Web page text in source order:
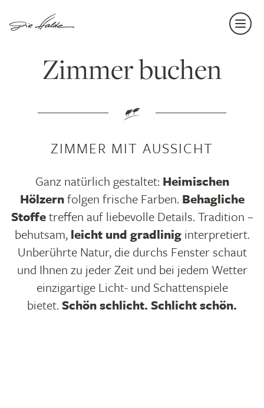
Zimmer buchen
ZIMMER MIT AUSSICHT
Ganz natürlich gestaltet: Heimischen
Hölzernfolgen frische Farben. Behagliche
Stoffetreffen auf liebevolle Details. Tradition –
behutsam, leicht und gradliniginterpretiert.
Unberührte Natur, die durchs Fenster schaut
und Ihnen zu jeder Zeit und bei jedem Wetter
einzigartige Licht- und Schattenspiele
bietet. Schön schlicht. Schlicht schön.